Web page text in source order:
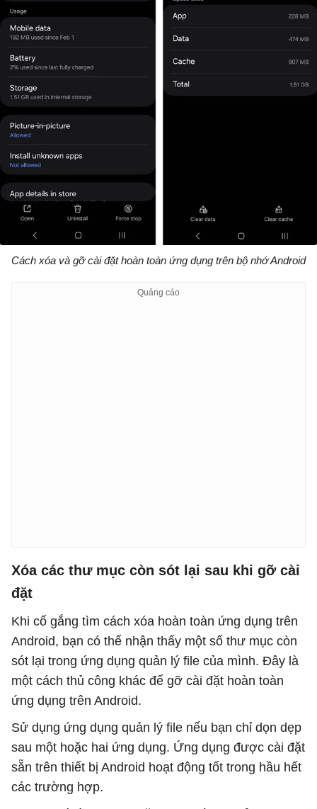
Cách xóa và gỡ cài đặt hoàn toàn ứng dụng trên bộ nhớ Android
Xóa các thư mục còn sót lại sau khi gỡ cài
đặt
Khi cố gắng tìm cách xóa hoàn toàn ứng dụng trên
Android, bạn có thể nhận thấy một số thư mục còn
sót lại trong ứng dụng quản lý file của mình. Đây là
một cách thủ công khác để gỡ cài đặt hoàn toàn
ứng dụng trên Android.
Sử dụng ứng dụng quản lý file nếu bạn chỉ dọn dẹp
sau một hoặc hai ứng dụng. Ứng dụng được cài đặt
sẵn trên thiết bị Android hoạt động tốt trong hầu hết
các trường hợp.